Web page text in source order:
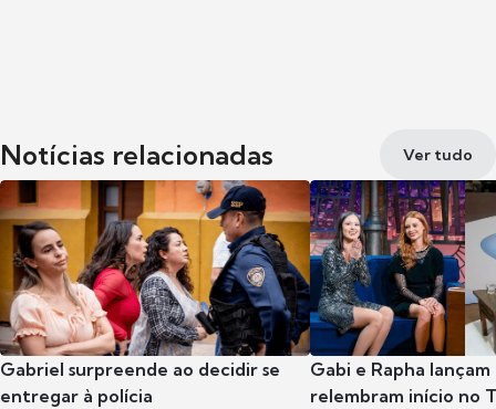
Notícias relacionadas Ver tudo
Gabriel surpreende ao decidir se
entregar à polícia
Gabi e Rapha
relembram início no